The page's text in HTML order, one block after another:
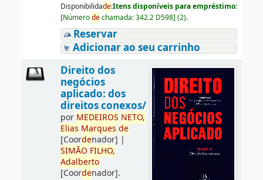
Disponibilidade:Itens disponíveis para empréstimo:
[Númerodechamada:342.2 D598] (2).
Reservar
Adicionar ao seu carrinho
Direito dos
negócios
aplicado: dos
direitos conexos/
por MEDEIROS NETO,
Elias Marques de
[Coordenador] |
SIMÃO FILHO,
Adalberto
[Coordenador].